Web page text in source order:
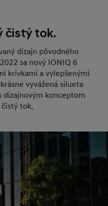
čistý tok.
dizajn pôvodného
sa nový IONIQ 6
krivkami a vylepšenými
vyvážená silueta
dizajnovým konceptom
čistý tok.